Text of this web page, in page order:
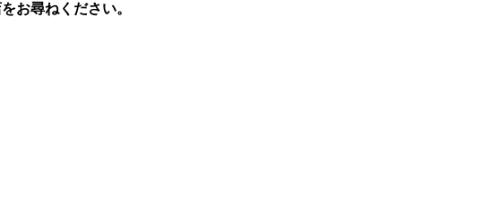
お尋ねください。